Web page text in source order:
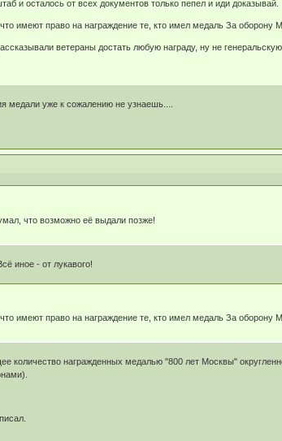
и осталось от всех документов только пепел и иди доказывай.
имеют право на награждение те, кто имел медаль За оборону
ветераны достать любую награду, ну не
медали уже к сожалению не узнаешь....
что возможно её выдали позже!
иное - от лукавого!
имеют право на награждение те, кто имел медаль За оборону
награжденных медалью "800 лет Москвы"